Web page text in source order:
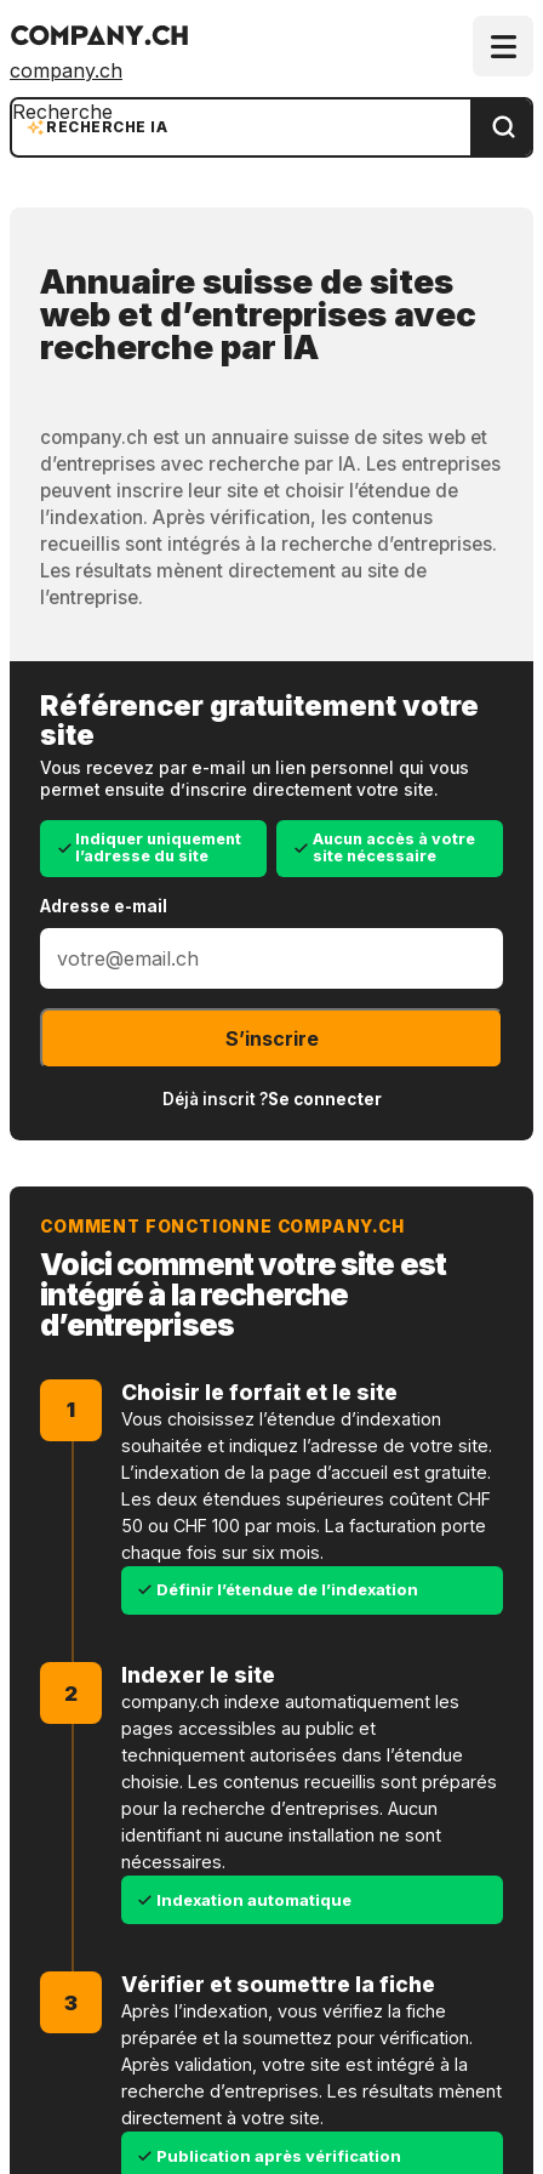
company.ch
RECHERCHE IA
Recherche
Annuaire suisse de sites
web et d’entreprises avec
recherche par IA
company.ch est un annuaire suisse de sites web et
d’entreprises avec recherche par IA. Les entreprises
peuvent inscrire leur site et choisir l’étendue de
l’indexation. Après vérification, les contenus
recueillis sont intégrés à la recherche d’entreprises.
Les résultats mènent directement au site de
l’entreprise.
Référencer gratuitement votre
site
Vous recevez par e-mail un lien personnel qui vous
permet ensuite d’inscrire directement votre site.
Indiquer uniquement
l’adresse du site
Aucun accès à votre
site nécessaire
Adresse e-mail
S’inscrire
Déjà inscrit ?Se connecter
COMMENT FONCTIONNE COMPANY.CH
Voici comment votre site est
intégré à la recherche
d’entreprises
1
Choisir le forfait et le site
Vous choisissez l’étendue d’indexation
souhaitée et indiquez l’adresse de votre site.
L’indexation de la page d’accueil est gratuite.
Les deux étendues supérieures coûtent CHF
50 ou CHF 100 par mois. La facturation porte
chaque fois sur six mois.
Définir l’étendue de l’indexation
2
Indexer le site
company.ch indexe automatiquement les
pages accessibles au public et
techniquement autorisées dans l’étendue
choisie. Les contenus recueillis sont préparés
pour la recherche d’entreprises. Aucun
identifiant ni aucune installation ne sont
nécessaires.
Indexation automatique
3
Vérifier et soumettre la fiche
Après l’indexation, vous vérifiez la fiche
préparée et la soumettez pour vérification.
Après validation, votre site est intégré à la
recherche d’entreprises. Les résultats mènent
directement à votre site.
Publication après vérification